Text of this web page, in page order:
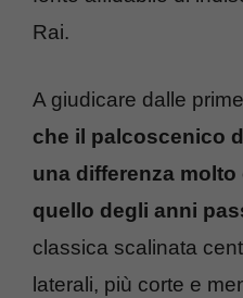
Rai.
A giudicare dalle
che il palcoscenico
una differenza
quello degli anni
classica scalinata
laterali, più corte e